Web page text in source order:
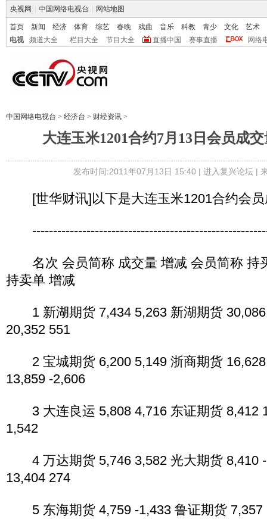
央视网 中国网络电视台 网站地图
首页 新闻 经济 体育 综艺 春晚 戏曲 音乐 科教 青少 文化
艺术
电视
频道大全 栏目大全 节目大全 直播中国 赛事直播 网络
中国网络电视台 > 经济台 > 财经资讯 >
大连玉米1201合约7月13日会员成
发布时间:2011年07月13日 15:40 | 进入复兴论坛|
[世华财讯]以下是大连玉米1201合约会员
名次 会员简称 成交量 增减 会员简称 持
持卖单 增减
1 新湖期货 7,434 5,263 新湖期货 30,086
20,352 551
2 宝城期货 6,200 5,149 浙商期货 16,628
13,859 -2,606
3 大连良运 5,808 4,716 东证期货 8,412
1,542
4 万达期货 5,746 3,582 光大期货 8,410 -
13,404 274
5 东海期货 4,759 -1,433 鲁证期货 7,357